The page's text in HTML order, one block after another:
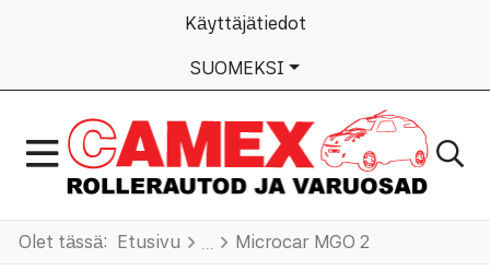
Käyttäjätiedot
VALITSE KIELI
SUOMEKSI
Olet tässä: Etusivu Microcar MGO 2